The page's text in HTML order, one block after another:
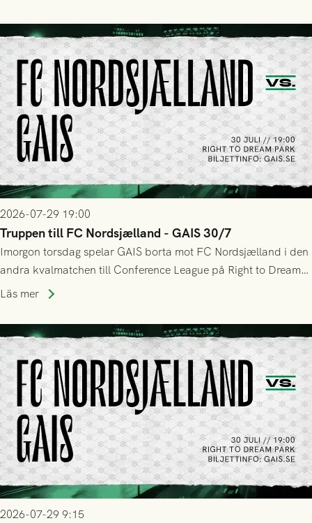
tennissiffror och det grönsvarta europaäventyret tog slut.
2026-07-29 19:00
Truppen till FC Nordsjælland - GAIS 30/7
Imorgon torsdag spelar GAIS borta mot FC Nordsjælland i den
andra kvalmatchen till Conference League på Right to Dream
Park! Fredrik Holmberg och ledarstaben har tagit ut följande
Läs mer
2026-07-29 9:15